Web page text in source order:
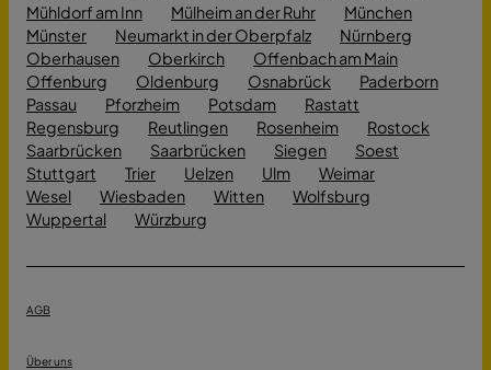
Mühldorf am Inn
Mülheim an der Ruhr
München
Münster
Neumarkt in der Oberpfalz
Nürnberg
Oberhausen
Oberkirch
Offenbach am Main
Offenburg
Oldenburg Osnabrück
Paderborn
Passau
Pforzheim Potsdam
Rastatt
Regensburg
Reutlingen Rosenheim
Rostock
Saarbrücken
Saarbrücken Siegen
Soest
Stuttgart
Trier Uelzen Ulm
Weimar
Wesel
Wiesbaden Witten
Wolfsburg
Wuppertal
Würzburg
AGB
Über uns